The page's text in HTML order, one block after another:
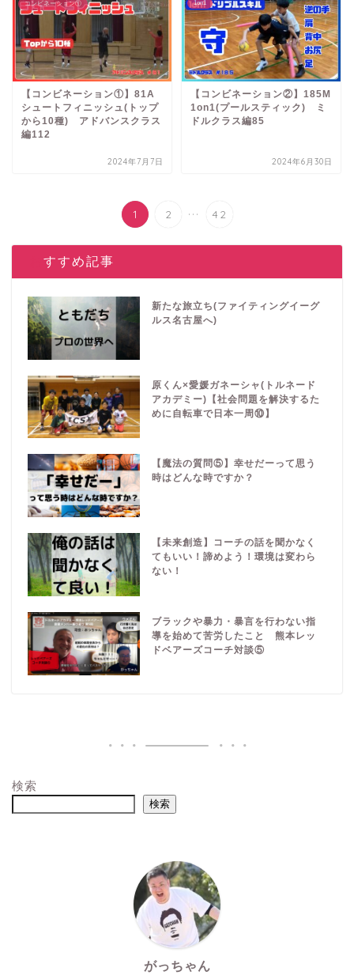
コンビネーション①
【コンビネーション①】81A
シュートフィニッシュ(トップ
から10種) アドバンスクラス
編112
2024年7月7日
1on1
【コンビネーション②】185M
1on1(プールスティック) ミ
ドルクラス編85
2024年6月30日
1 2 ... 42
おすすめ記事
新たな旅立ち(ファイティングイーグ
ルス名古屋へ)
原くん×愛媛ガネーシャ(トルネード
アカデミー)【社会問題を解決するた
めに自転車で日本一周⑩】
【魔法の質問⑤】幸せだーって思う
時はどんな時ですか？
【未来創造】コーチの話を聞かなく
てもいい！諦めよう！環境は変わら
ない！
ブラックや暴力・暴言を行わない指
導を始めて苦労したこと 熊本レッ
ドベアーズコーチ対談⑤
検索
検索
がっちゃん